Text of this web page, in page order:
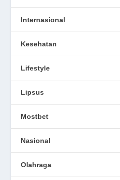
Internasional
Kesehatan
Lifestyle
Lipsus
Mostbet
Nasional
Olahraga